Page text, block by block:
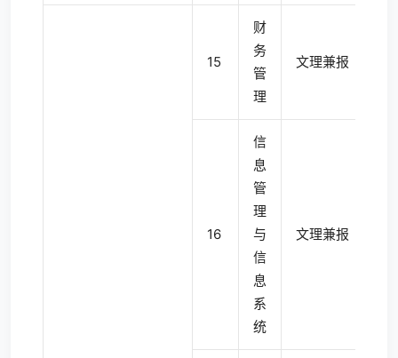
15
财
务
管
理
文理兼报
16
信
息
管
理
与
信
息
系
统
文理兼报